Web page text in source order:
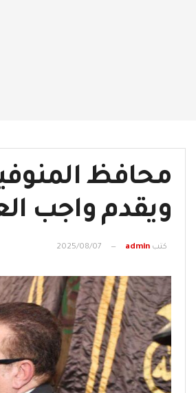
محافظ
ويقدم واجب
كتب admin
2025/08/07